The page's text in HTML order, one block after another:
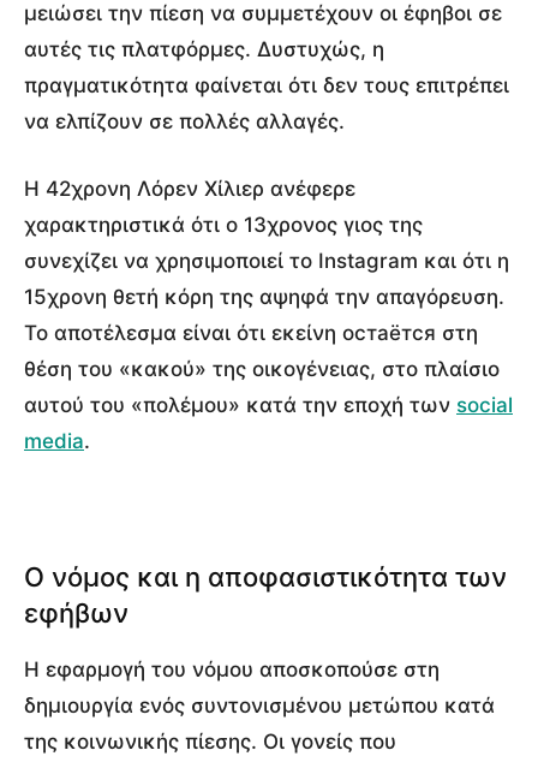
μειώσει την πίεση να συμμετέχουν οι έφηβοι σε
αυτές τις πλατφόρμες. Δυστυχώς, η
πραγματικότητα φαίνεται ότι δεν τους επιτρέπει
να ελπίζουν σε πολλές αλλαγές.
Η 42χρονη Λόρεν Χίλιερ ανέφερε
χαρακτηριστικά ότι ο 13χρονος γιος της
συνεχίζει να χρησιμοποιεί το Instagram και ότι η
15χρονη θετή κόρη της αψηφά την απαγόρευση.
Το αποτέλεσμα είναι ότι εκείνη остаётся στη
θέση του «κακού» της οικογένειας, στο πλαίσιο
αυτού του «πολέμου» κατά την εποχή των social
media.
Ο νόμος και η αποφασιστικότητα των
εφήβων
Η εφαρμογή του νόμου αποσκοπούσε στη
δημιουργία ενός συντονισμένου μετώπου κατά
της κοινωνικής πίεσης. Οι γονείς που